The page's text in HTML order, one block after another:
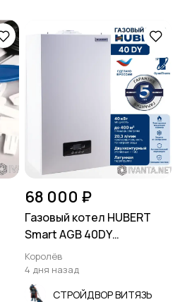
68 000 ₽
Газовый котел HUBERT
Smart AGB 40DY
настенный
двухконтурный
Королёв
4 дня назад
СТРОЙДВОР ВИТЯЗЬ